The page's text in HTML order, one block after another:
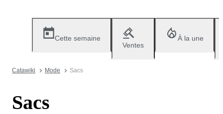
Cette semaine
Ventes
À la une
Catawiki Mode Sacs
Sacs